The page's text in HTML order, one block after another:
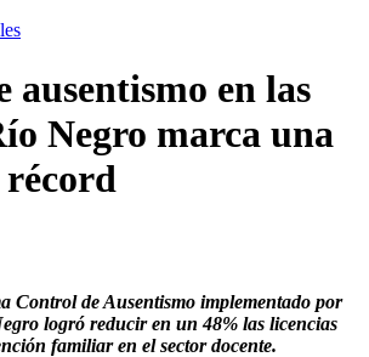
ausentismo en las
Negro marca una
Control de Ausentismo implementado por
logró reducir en un 48% las licencias
familiar en el sector docente.